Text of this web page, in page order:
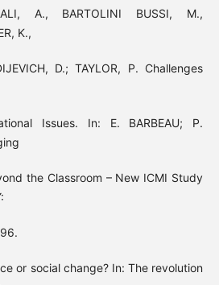
A., BARTOLINI BUSSI, M.,
K.,
D.; TAYLOR, P. Challenges
Issues. In: E. BARBEAU; P.
the Classroom – New ICMI Study
or social change? In: The revolution